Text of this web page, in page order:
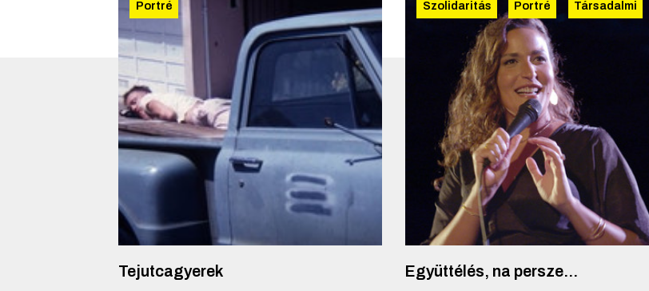
Portré
Tejutcagyerek
Szolidaritás Portré Társadalmi
Együttélés, na persze...